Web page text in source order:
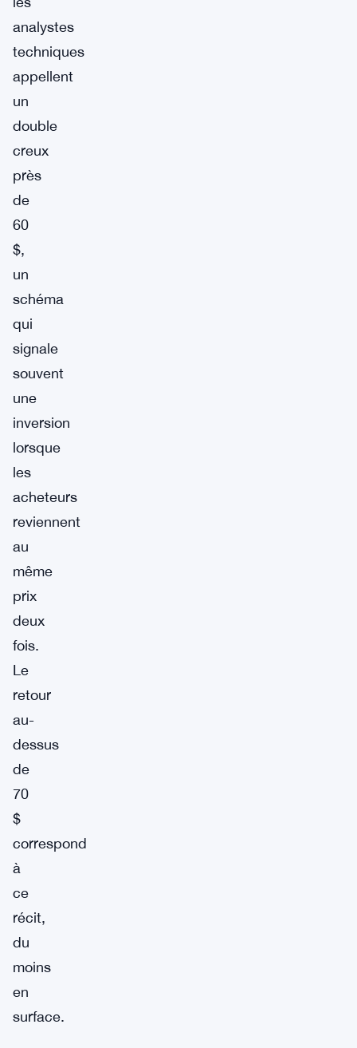
analystes
techniques
appellent
un
double
creux
près
de
60
$,
un
schéma
qui
signale
souvent
une
inversion
lorsque
les
acheteurs
reviennent
au
même
prix
deux
fois.
Le
retour
au-
dessus
de
70
$
correspond
à
ce
récit,
du
moins
en
surface.